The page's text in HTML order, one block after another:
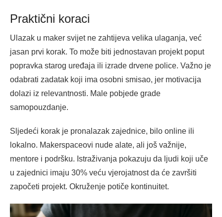
Praktični koraci
Ulazak u maker svijet ne zahtijeva velika ulaganja, već
jasan prvi korak. To može biti jednostavan projekt poput
popravka starog uređaja ili izrade drvene police. Važno je
odabrati zadatak koji ima osobni smisao, jer motivacija
dolazi iz relevantnosti. Male pobjede grade
samopouzdanje.
Sljedeći korak je pronalazak zajednice, bilo online ili
lokalno. Makerspaceovi nude alate, ali još važnije,
mentore i podršku. Istraživanja pokazuju da ljudi koji uče
u zajednici imaju 30% veću vjerojatnost da će završiti
započeti projekt. Okruženje potiče kontinuitet.